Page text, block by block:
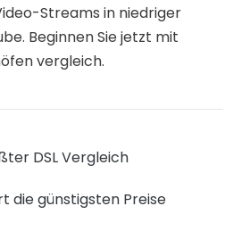
Streams in niedriger
Beginnen Sie jetzt mit
vergleich.
DSL Vergleich
die günstigsten Preise